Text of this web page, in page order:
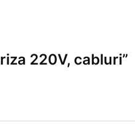
220V, cabluri”